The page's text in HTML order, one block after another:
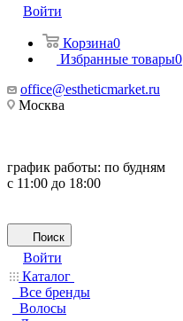
Войти
Корзина0
Избранные товары0
office@estheticmarket.ru
Москва
график работы: по будням
с 11:00 до 18:00
Поиск
Войти
Каталог
Все бренды
Волосы